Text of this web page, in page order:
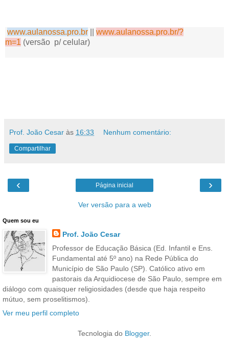
www.aulanossa.pro.br
www.aulanossa.pro.br/?
m=1 (versão p/ celular)
Prof. João Cesar às 16:33 Nenhum comentário:
Compartilhar
‹ ›
Página inicial
Ver versão para a web
Quem sou eu
Prof. João Cesar
Professor de Educação Básica (Ed. Infantil e Ens.
Fundamental até 5º ano) na Rede Pública do
Município de São Paulo (SP). Católico ativo em
pastorais da Arquidiocese de São Paulo, sempre em
diálogo com quaisquer religiosidades (desde que haja respeito
mútuo, sem proselitismos).
Ver meu perfil completo
Tecnologia do Blogger.